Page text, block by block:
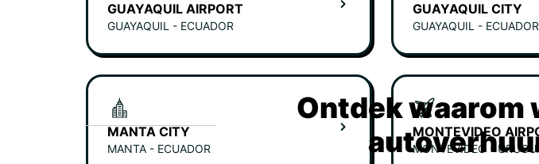
GUAYAQUIL AIRPORT
GUAYAQUIL - ECUADOR
GUAYAQUIL CITY
GUAYAQUIL - ECUADOR
MANTA CITY
MANTA - ECUADOR
MONTEVIDEO
MONTEVIDEO -
Ontdek waarom